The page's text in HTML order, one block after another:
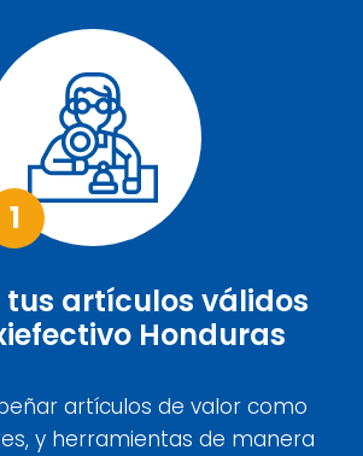
1
tus artículos válidos
Honduras
artículos de valor como
y herramientas de manera